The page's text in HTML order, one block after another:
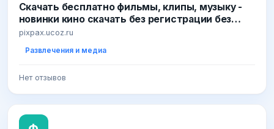
Скачать бесплатно фильмы, клипы, музыку -
новинки кино скачать без регистрации без
СМС
pixpax.ucoz.ru
Развлечения и медиа
Нет отзывов